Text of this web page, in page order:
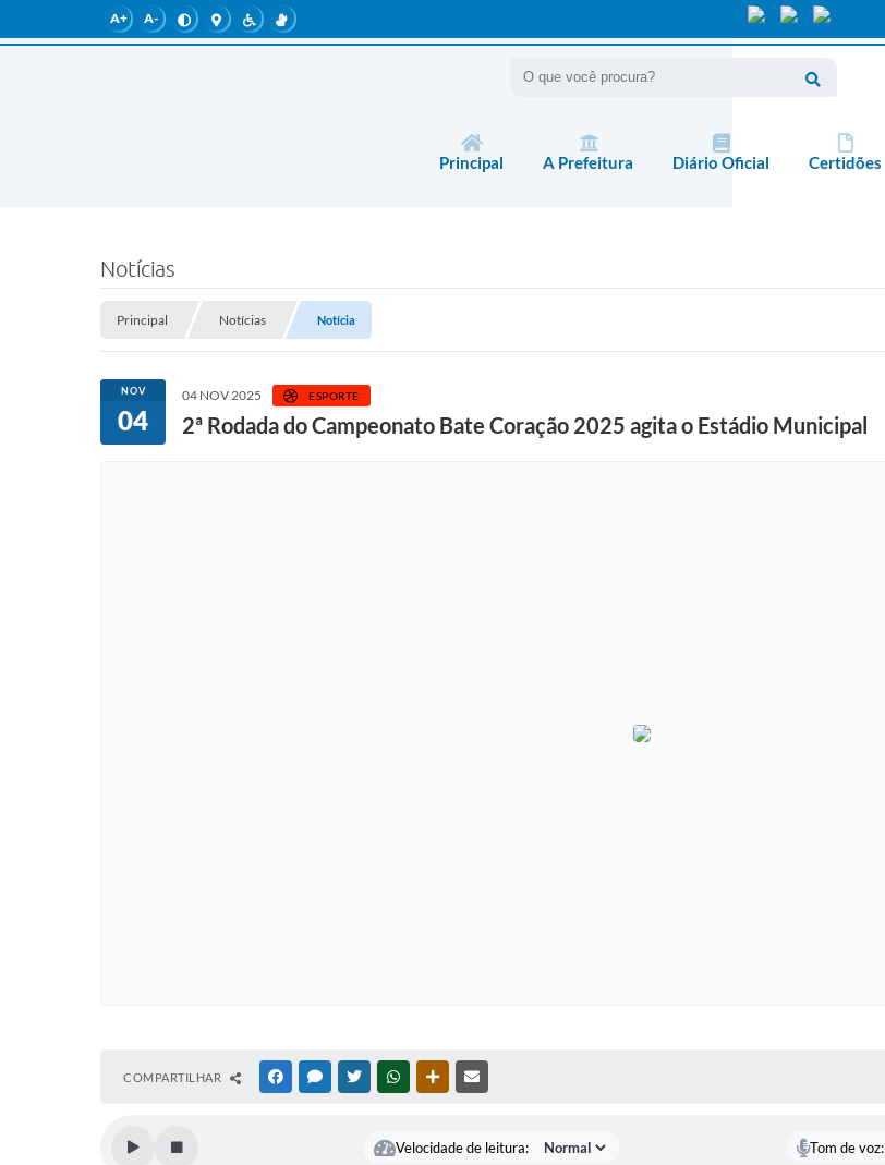
A+ A-
Principal A Prefeitura Diário Oficial Certidões
Notícias
Principal Notícias Notícia
NOV
04
04 NOV 2025 ESPORTE
2ª Rodada do Campeonato Bate Coração 2025 agita o Estádio Municipal
COMPARTILHAR FACEBOOKMESSENGER
TWITTERWHATSAPPOUTRAS MÍDIAS
Velocidade de leitura: Tom de voz: